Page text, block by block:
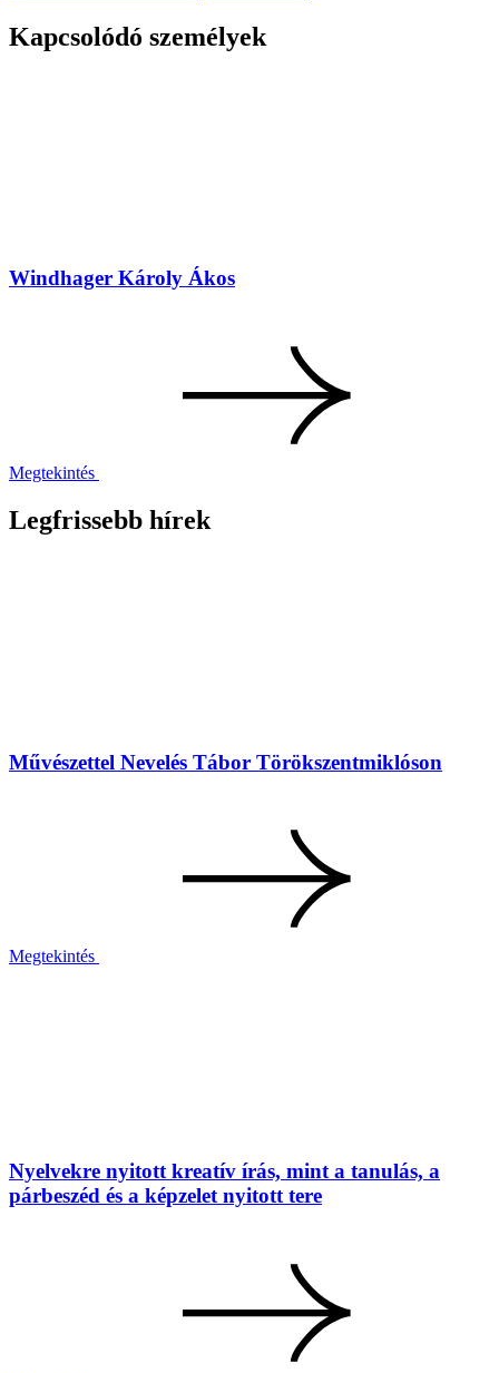
Kapcsolódó személyek
Windhager Károly Ákos
Megtekintés
Legfrissebb hírek
Művészettel Nevelés Tábor Törökszentmiklóson
Megtekintés
Nyelvekre nyitott kreatív írás, mint a tanulás, a
párbeszéd és a képzelet nyitott tere